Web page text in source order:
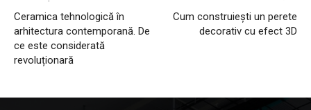
Ceramica tehnologică în
arhitectura contemporană. De
ce este considerată
revoluționară
Cum construiești un perete
decorativ cu efect 3D